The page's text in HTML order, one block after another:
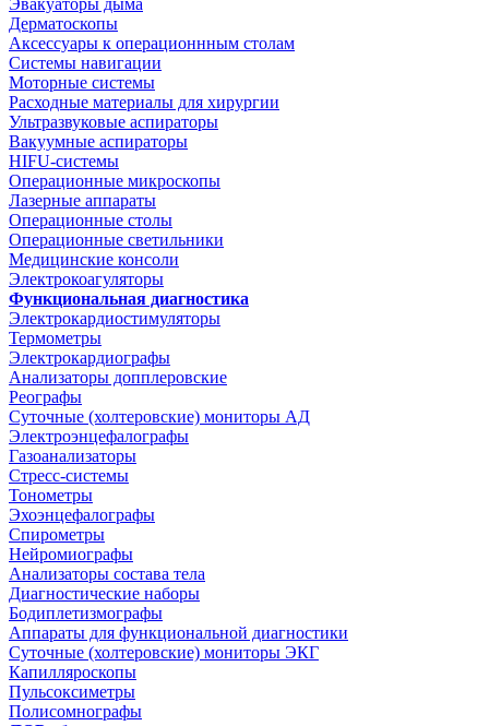
Эвакуаторы дыма
Дерматоскопы
Аксессуары к операционнным столам
Системы навигации
Моторные системы
Расходные материалы для хирургии
Ультразвуковые аспираторы
Вакуумные аспираторы
HIFU-системы
Операционные микроскопы
Лазерные аппараты
Операционные столы
Операционные светильники
Медицинские консоли
Электрокоагуляторы
Функциональная диагностика
Электрокардиостимуляторы
Термометры
Электрокардиографы
Анализаторы допплеровские
Реографы
Суточные (холтеровские) мониторы АД
Электроэнцефалографы
Газоанализаторы
Стресс-системы
Тонометры
Эхоэнцефалографы
Спирометры
Нейромиографы
Анализаторы состава тела
Диагностические наборы
Бодиплетизмографы
Аппараты для функциональной диагностики
Суточные (холтеровские) мониторы ЭКГ
Капилляроскопы
Пульсоксиметры
Полисомнографы